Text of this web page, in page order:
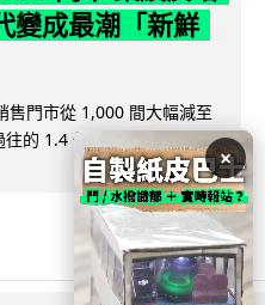
變成最潮「新鮮
售門市從 1,000 間大幅減至
的 1.4 倍。做到「減店增
×